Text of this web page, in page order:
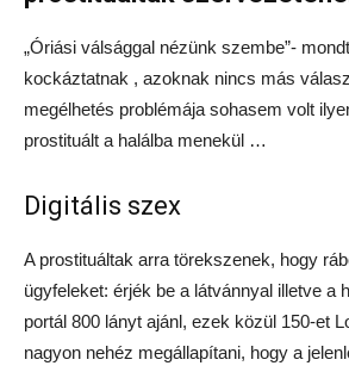
„Óriási válsággal nézünk szembe”-
kockáztatnak , azoknak nincs más
megélhetés problémája sohasem volt
prostituált a halálba menekül …
Digitális szex
A prostituáltak arra törekszenek, hogy
ügyfeleket: érjék be a látvánnyal illetve a
portál 800 lányt ajánl, ezek közül 150-et
nagyon nehéz megállapítani, hogy a